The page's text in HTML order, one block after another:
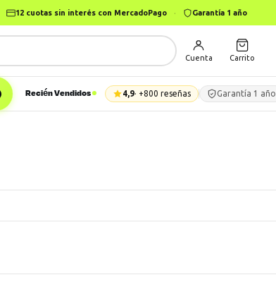
12 cuotas sin interés con MercadoPago · Garantía 1 año
Cuenta Carrito
Recién Vendidos 4,9· +800 reseñas Garantía 1 año